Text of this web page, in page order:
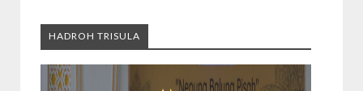
HADROH TRISULA